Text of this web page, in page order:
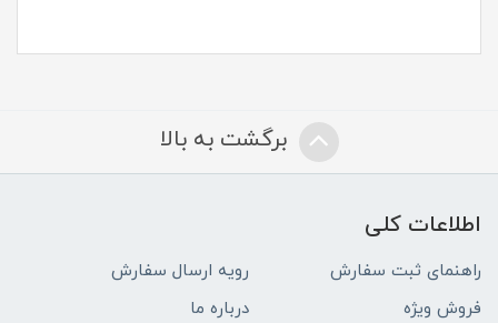
برگشت به بالا
اطلاعات کلی
راهنمای ثبت سفارش
رویه ارسال سفارش
فروش ویژه
درباره ما